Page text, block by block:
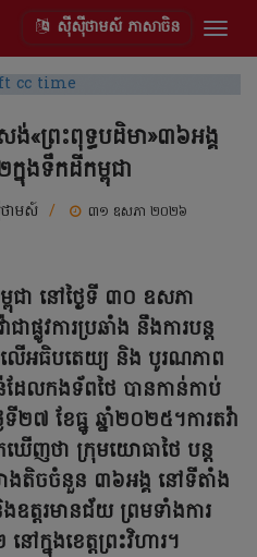
ស៊ីស៊ីថាមស៍ ភាសាចិន
ង់«ព្រះពុទ្ធបដិមា»៣៦អង្គ
ងទឹកដីកម្ពុជា
ាមស៍ / ៣១ ឧសភា ២០២៦
ពុជា នៅថ្ងៃទី ៣០ ឧសភា
ផ្លូវការប្រឆាំង នឹងការបន្ត
ើអធិបតេយ្យ និង បូរណភាព
ែលកងទ័ពថៃ បានកាន់កាប់
៧ ខែធ្នូ ឆ្នាំ២០២៥។ការតវ៉ា
ឃើញថា ក្រុមយោធាថៃ បន្ត
ងតិចចំនួន ៣៦អង្គ នៅទីតាំង
ឧត្តរមានជ័យ ព្រមទាំងការ
ក្នុងខេត្តព្រះវិហារ។